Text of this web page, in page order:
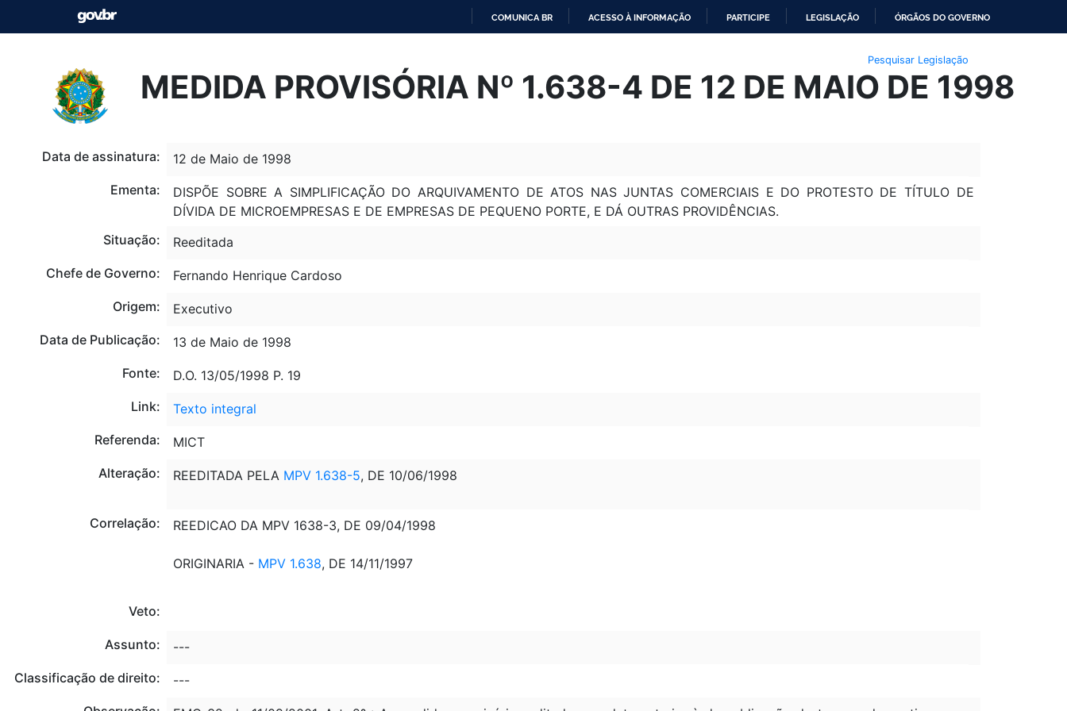
CONTEÚDO
COMUNICA BR ACESSO À INFORMAÇÃO PARTICIPE LEGISLAÇÃO ÓRGÃOS DO GOVERNO
Pesquisar Legislação
MEDIDA PROVISÓRIA Nº 1.638-4 DE 12 DE MAIO DE 1998
Data de assinatura:
12 de Maio de 1998
Ementa:
DISPÕE SOBRE A SIMPLIFICAÇÃO DO ARQUIVAMENTO DE ATOS NAS JUNTAS COMERCIAIS E DO PROTESTO DE TÍTULO DE
DÍVIDA DE MICROEMPRESAS E DE EMPRESAS DE PEQUENO PORTE, E DÁ OUTRAS PROVIDÊNCIAS.
Situação:
Reeditada
Chefe de Governo:
Fernando Henrique Cardoso
Origem:
Executivo
Data de Publicação:
13 de Maio de 1998
Fonte:
D.O. 13/05/1998 P. 19
Link:
Texto integral
Referenda:
MICT
Alteração:
REEDITADA PELA MPV 1.638-5, DE 10/06/1998
Correlação: REEDICAO DA MPV 1638-3, DE 09/04/1998
ORIGINARIA - MPV 1.638, DE 14/11/1997
Veto:
Assunto:
---
Classificação de direito:
---